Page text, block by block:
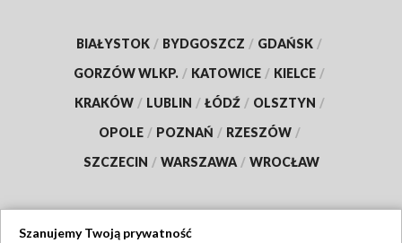
BIAŁYSTOK / BYDGOSZCZ / GDAŃSK /
GORZÓW WLKP. / KATOWICE / KIELCE /
KRAKÓW / LUBLIN / ŁÓDŹ / OLSZTYN /
OPOLE / POZNAŃ / RZESZÓW /
SZCZECIN / WARSZAWA / WROCŁAW
Szanujemy Twoją prywatność